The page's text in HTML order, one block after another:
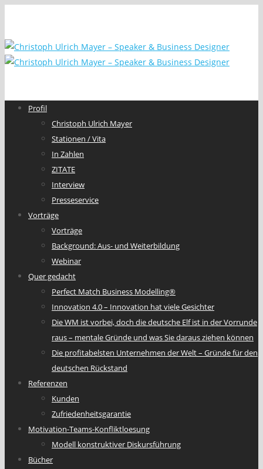
Profil
Christoph Ulrich Mayer
Stationen / Vita
In Zahlen
ZITATE
Interview
Presseservice
Vorträge
Vorträge
Background: Aus- und Weiterbildung
Webinar
Quer gedacht
Perfect Match Business Modelling®
Innovation 4.0 – Innovation hat viele Gesichter
Die WM ist vorbei, doch die deutsche Elf ist in der Vorrunde
raus – mentale Gründe und was Sie daraus ziehen können
Die profitabelsten Unternehmen der Welt – Gründe für den
deutschen Rückstand
Referenzen
Kunden
Zufriedenheitsgarantie
Motivation-Teams-Konfliktloesung
Modell konstruktiver Diskursführung
Bücher